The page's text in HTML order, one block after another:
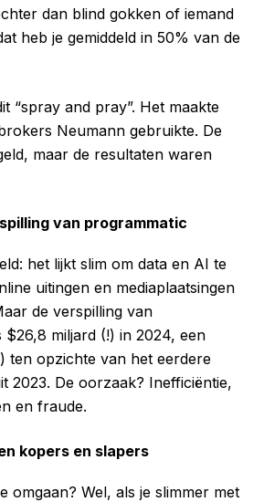
dan blind gokken of iemand
heb je gemiddeld in 50% van de
“spray and pray”. Het maakte
Neumann gebruikte. De
maar de resultaten waren
van programmatic
het lijkt slim om data en AI te
uitingen en mediaplaatsingen
de verspilling van
$26,8 miljard (!) in 2024, een
ten opzichte van het eerdere
2023. De oorzaak? Inefficiëntie,
en fraude.
kopers en slapers
omgaan? Wel, als je slimmer met